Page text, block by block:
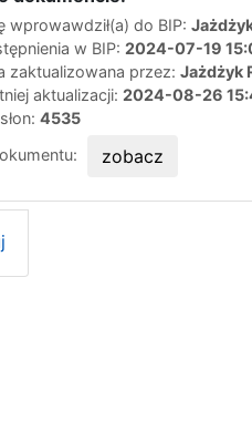
wprowawdził(a) do BIP:
w BIP: 2024-07-19
zaktualizowana przez: Jażdżyk
aktualizacji: 2024-08-26
4535
zobacz